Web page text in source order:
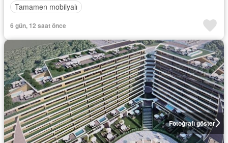
Tamamen mobilyalı
6 gün, 12 saat önce
Fotoğrafı göster